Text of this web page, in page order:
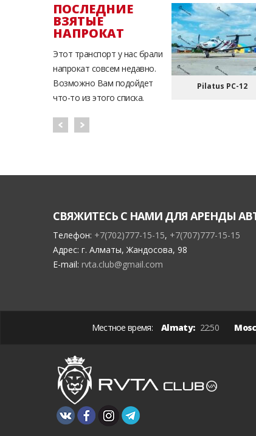
ПОСЛЕДНИЕ
ВЗЯТЫЕ
НАПРОКАТ
Этот транспорт у нас брали
напрокат совсем недавно.
Возможно Вам подойдет
что-то из этого списка.
Pilatus PC-12
СВЯЖИТЕСЬ С НАМИ ДЛЯ АРЕНДЫ
Телефон: +7(702)777-15-15, +7(707)777-15-15
Адрес: г. Алматы, Жандосова, 98
E-mail: rvta.club@gmail.com
Местное время: Almaty: 22:50